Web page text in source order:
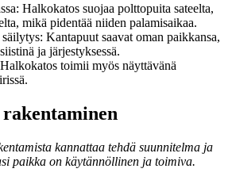
Halkokatos suojaa polttopuita sateelta,
mikä pidentää niiden palamisaikaa.
Kantapuut saavat oman paikkansa,
ja järjestyksessä.
toimii myös näyttävänä
kannattaa tehdä suunnitelma ja
paikka on käytännöllinen ja toimiva.